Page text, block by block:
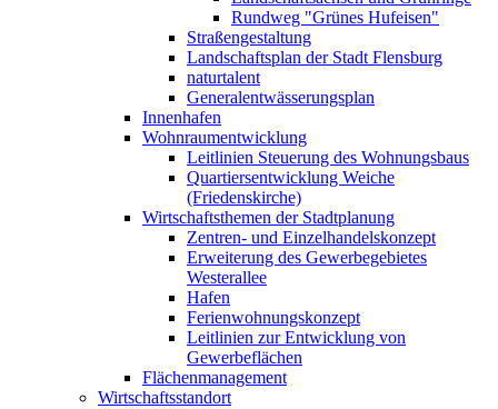
Rundweg "Grünes Hufeisen"
Straßengestaltung
Landschaftsplan der Stadt Flensburg
naturtalent
Generalentwässerungsplan
Innenhafen
Wohnraumentwicklung
Leitlinien Steuerung des Wohnungsbaus
Quartiersentwicklung Weiche
(Friedenskirche)
Wirtschaftsthemen der Stadtplanung
Zentren- und Einzelhandelskonzept
Erweiterung des Gewerbegebietes
Westerallee
Hafen
Ferienwohnungskonzept
Leitlinien zur Entwicklung von
Gewerbeflächen
Flächenmanagement
Wirtschaftsstandort